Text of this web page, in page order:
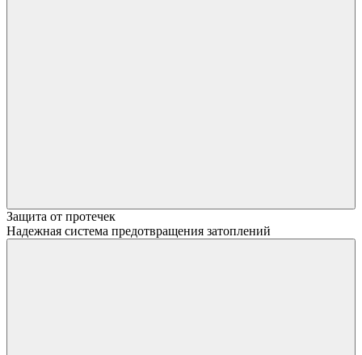
Защита от протечек
Надежная система предотвращения затоплений